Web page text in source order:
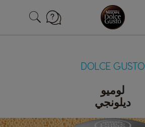
DOLCE GUSTO
لوميو
ديلونجي